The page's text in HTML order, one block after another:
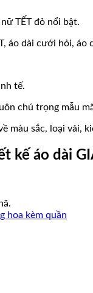
TẾT đỏ nổi bật.
áo dài cưới hỏi,
tế.
chú trọng mẫu
màu sắc, loại vải,
kế áo dài
hoa kèm quần